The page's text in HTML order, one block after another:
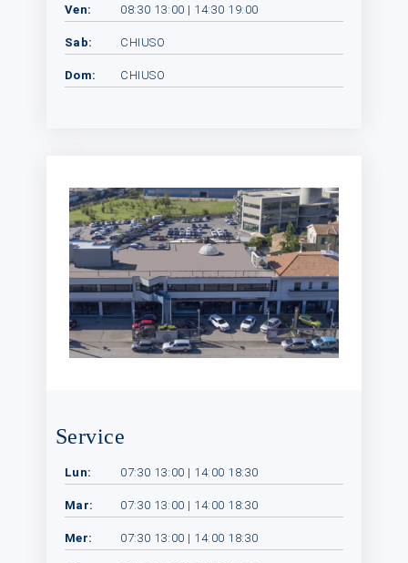
Ven: 08:30 13:00 | 14:30 19:00
Sab: CHIUSO
Dom: CHIUSO
Service
Lun: 07:30 13:00 | 14:00 18:30
Mar: 07:30 13:00 | 14:00 18:30
Mer: 07:30 13:00 | 14:00 18:30